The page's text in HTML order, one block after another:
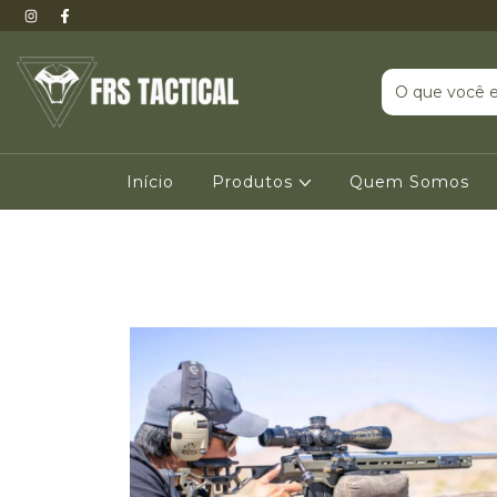
Início Produtos Quem Somos